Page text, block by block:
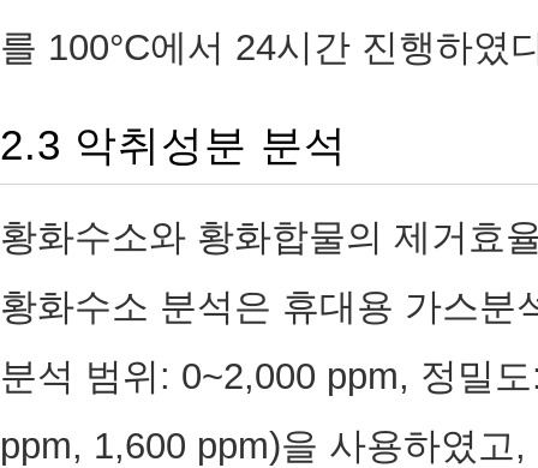
를 100°C에서 24시간 진행하였
2.3 악취성분 분석
황화수소와 황화합물의 제거효
황화수소 분석은 휴대용 가스분
분석 범위: 0~2,000 ppm, 정밀
ppm, 1,600 ppm)을 사용하였고